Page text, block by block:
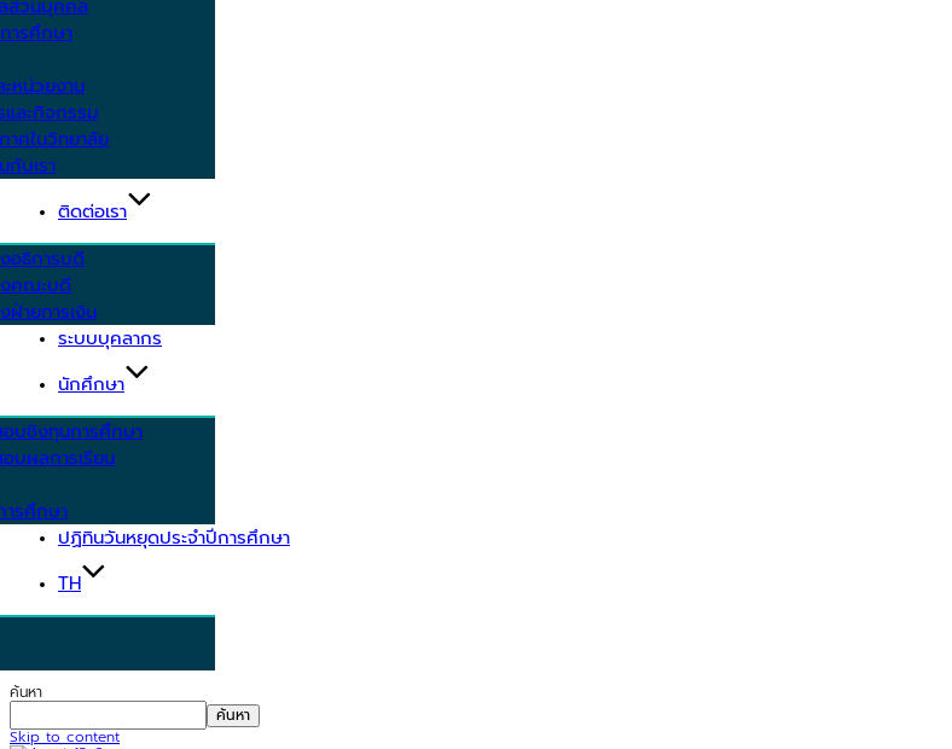
ส่วนบุคคล
ารศึกษา
หน่วยงาน
และกิจกรรม
าศในวิทยาลัย
กับเรา
ติดต่อเรา
อธิการบดี
คณะบดี
ฝ่ายการเงิน
ระบบบุคลากร
นักศึกษา
บชิงทุนการศึกษา
บผลการเรียน
รศึกษา
ปฏิทินวันหยุดประจำปีการศึกษา
TH
ค้นหา
ค้นหา
Skip to content